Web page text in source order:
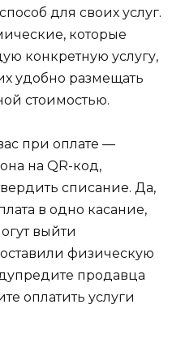
для своих услуг.
которые
конкретную услугу,
удобно размещать
стоимостью.
при оплате —
на QR-код,
списание. Да,
в одно касание,
выйти
физическую
продавца
оплатить услуги